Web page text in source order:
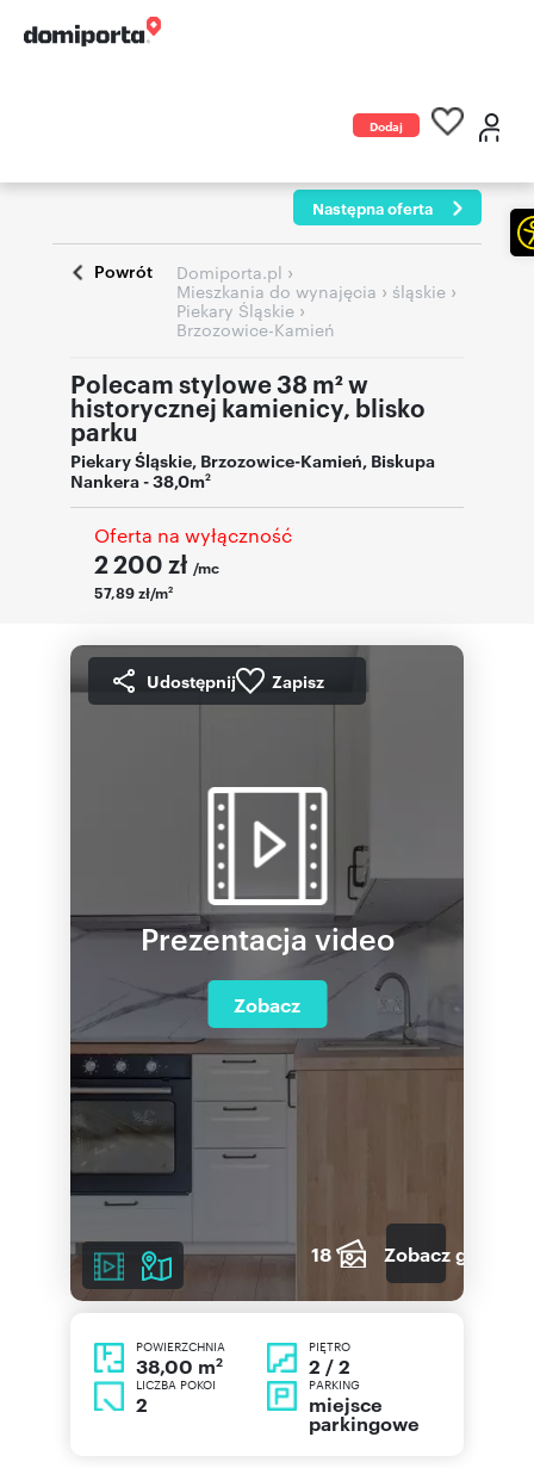
Dodaj
Następna oferta
Powrót Domiporta.pl ›
Mieszkania do wynajęcia › śląskie ›
Piekary Śląskie ›
Brzozowice-Kamień
Polecam stylowe 38 m² w
historycznej kamienicy, blisko
parku
Piekary Śląskie, Brzozowice-Kamień, Biskupa
Nankera- 38,0m2
Oferta na wyłączność
2 200 zł /mc
57,89 zł/m2
Udostępnij Zapisz
Prezentacja video
Zobacz
18 Zobacz galerię
POWIERZCHNIA
38,00 m2
PIĘTRO
2 / 2
LICZBA POKOI
2
PARKING
miejsce
parkingowe